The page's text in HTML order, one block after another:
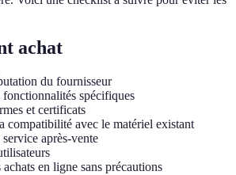
achat
du fournisseur
spécifiques
et certificats
compatibilité avec le matériel existant
après-vente
en ligne sans précautions